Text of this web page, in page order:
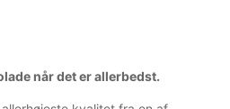
når det er allerbedst.